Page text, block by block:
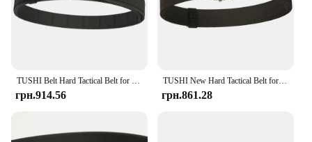
грн.914.56
TUSHI New Hard Tactical Belt for Men Metal Automatic Buckle IPSC Gun Belt 1100D Nylon Military Belt Outdoor Sports Girdle Male
грн.861.28